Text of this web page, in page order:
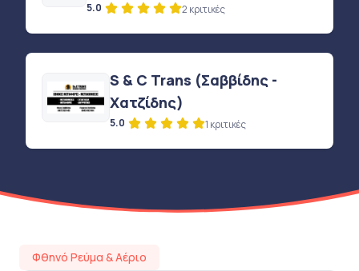
5.0 2 κριτικές
S & C Trans (Σαββίδης -
Χατζίδης)
5.0 1 κριτικές
Φθηνό Ρεύμα & Αέριο